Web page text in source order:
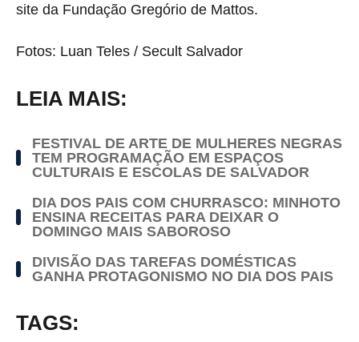
site da Fundação Gregório de Mattos.
Fotos: Luan Teles / Secult Salvador
LEIA MAIS:
FESTIVAL DE ARTE DE MULHERES NEGRAS
TEM PROGRAMAÇÃO EM ESPAÇOS
CULTURAIS E ESCOLAS DE SALVADOR
DIA DOS PAIS COM CHURRASCO: MINHOTO
ENSINA RECEITAS PARA DEIXAR O
DOMINGO MAIS SABOROSO
DIVISÃO DAS TAREFAS DOMÉSTICAS
GANHA PROTAGONISMO NO DIA DOS PAIS
TAGS: